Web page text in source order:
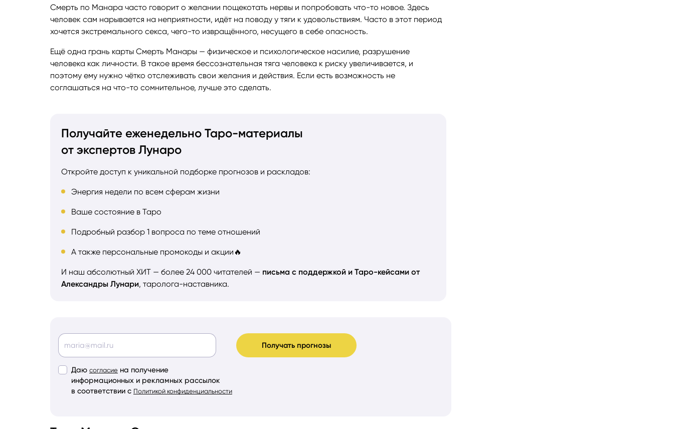
Смерть по Манара часто говорит о желании пощекотать нервы и попробовать что-то новое. Здесь
человек сам нарывается на неприятности, идёт на поводу у тяги к удовольствиям. Часто в этот период
хочется экстремального секса, чего-то извращённого, несущего в себе опасность.
Ещё одна грань карты Смерть Манары — физическое и психологическое насилие, разрушение
человека как личности. В такое время бессознательная тяга человека к риску увеличивается, и
поэтому ему нужно чётко отслеживать свои желания и действия. Если есть возможность не
соглашаться на что-то сомнительное, лучше это сделать.
Получайте еженедельно Таро-материалы
от экспертов Лунаро
Откройте доступ к уникальной подборке прогнозов и раскладов:
Энергия недели по всем сферам жизни
Ваше состояние в Таро
Подробный разбор 1 вопроса по теме отношений
А также персональные промокоды и акции🔥
И наш абсолютный ХИТ — более 24 000 читателей — письма с поддержкой и Таро-кейсами от
Александры Лунари, таролога-наставника.
Даю согласие на получение
информационных и рекламных рассылок
в соответствии с Политикой конфиденциальности
Получать прогнозы